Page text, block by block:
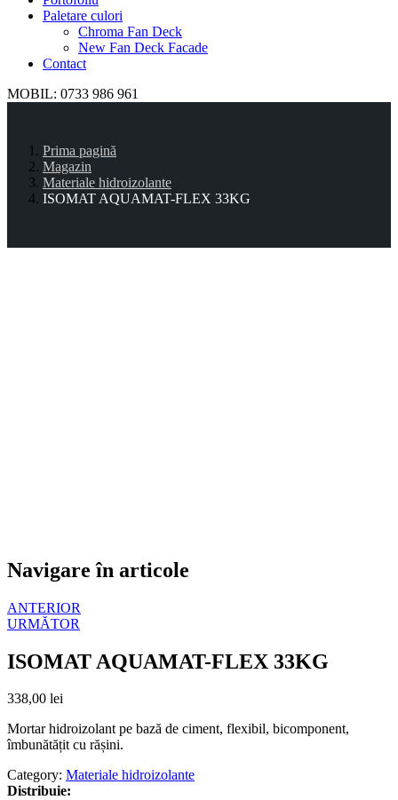
Paletare culori
Chroma Fan Deck
New Fan Deck Facade
Contact
MOBIL: 0733 986 961
Prima pagină
Magazin
Materiale hidroizolante
ISOMAT AQUAMAT-FLEX 33KG
Navigare în articole
ANTERIOR
URMĂTOR
ISOMAT AQUAMAT-FLEX 33KG
338,00 lei
Mortar hidroizolant pe bază de ciment, flexibil, bicomponent,
îmbunătățit cu rășini.
Category: Materiale hidroizolante
Distribuie: